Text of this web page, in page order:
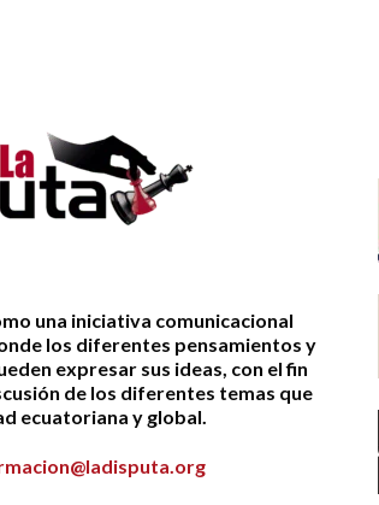
una iniciativa comunicacional
los diferentes pensamientos y
expresar sus ideas, con el fin
de los diferentes temas que
ecuatoriana y global.